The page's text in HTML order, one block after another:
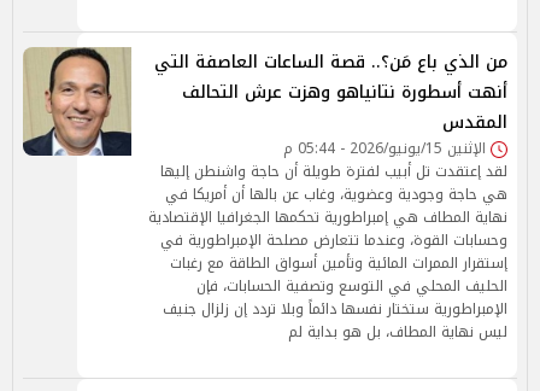
من الذي باع مَن؟.. قصة الساعات العاصفة التي
أنهت أسطورة نتانياهو وهزت عرش التحالف
المقدس
الإثنين 15/يونيو/2026 - 05:44 م
لقد إعتقدت تل أبيب لفترة طويلة أن حاجة واشنطن إليها
هي حاجة وجودية وعضوية، وغاب عن بالها أن أمريكا في
نهاية المطاف هي إمبراطورية تحكمها الجغرافيا الإقتصادية
وحسابات القوة، وعندما تتعارض مصلحة الإمبراطورية في
إستقرار الممرات المائية وتأمين أسواق الطاقة مع رغبات
الحليف المحلي في التوسع وتصفية الحسابات، فإن
الإمبراطورية ستختار نفسها دائماً وبلا تردد إن زلزال جنيف
ليس نهاية المطاف، بل هو بداية لم